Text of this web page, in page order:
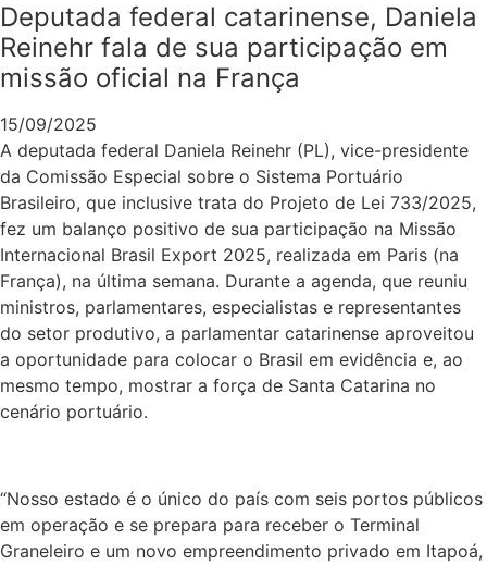
Deputada federal catarinense, Daniela
Reinehr fala de sua participação em
missão oficial na França
15/09/2025
A deputada federal Daniela Reinehr (PL), vice-presidente
da Comissão Especial sobre o Sistema Portuário
Brasileiro, que inclusive trata do Projeto de Lei 733/2025,
fez um balanço positivo de sua participação na Missão
Internacional Brasil Export 2025, realizada em Paris (na
França), na última semana. Durante a agenda, que reuniu
ministros, parlamentares, especialistas e representantes
do setor produtivo, a parlamentar catarinense aproveitou
a oportunidade para colocar o Brasil em evidência e, ao
mesmo tempo, mostrar a força de Santa Catarina no
cenário portuário.
“Nosso estado é o único do país com seis portos públicos
em operação e se prepara para receber o Terminal
Graneleiro e um novo empreendimento privado em Itapoá,